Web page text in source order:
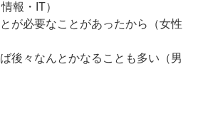
報・IT）
が必要なことがあったから（女性
後々なんとかなることも多い（男